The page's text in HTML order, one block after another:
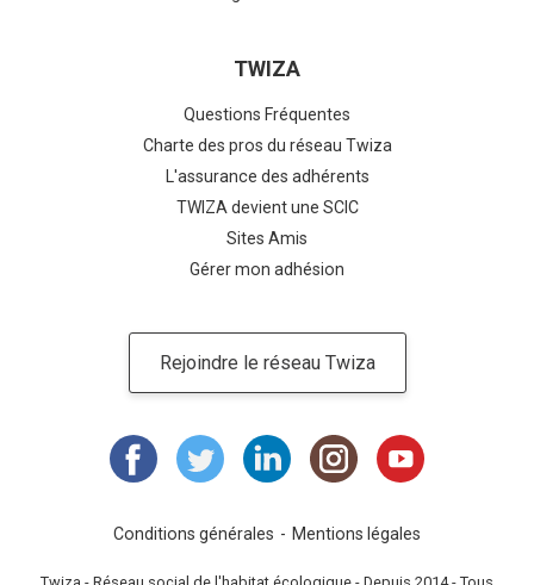
TWIZA
Questions Fréquentes
Charte des pros du réseau Twiza
L'assurance des adhérents
TWIZA devient une SCIC
Sites Amis
Gérer mon adhésion
Rejoindre le réseau Twiza
Conditions générales Mentions légales